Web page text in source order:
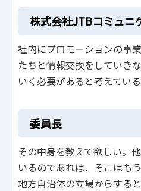
株式会社JTBコミュニ
社内にプロモーションの事
たちと情報交換をしていき
いく必要があると考えている
委員長
その中身を教えて欲しい。
いるのであれば、そこはも
地方自治体の立場からする